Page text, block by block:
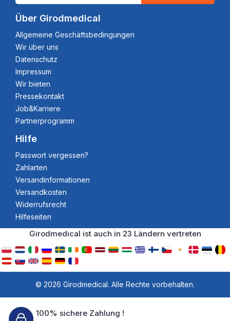
Über Girodmedical
Allgemeine Geschäftsbedingungen
Wir über uns
Datenschutz
Impressum
Wir bieten
Pressekontakt
Job&Karriere
Partnerprogramm
Hilfe
Passwort vergessen?
Zahlarten
Versandinformationen
Versandkosten
Widerrufsrecht
Hilfeseiten
Girodmedical ist auch in 23 Ländern vertreten
© 2026 Girodmedical. Alle Rechte vorbehalten.
100% sichere Zahlung !